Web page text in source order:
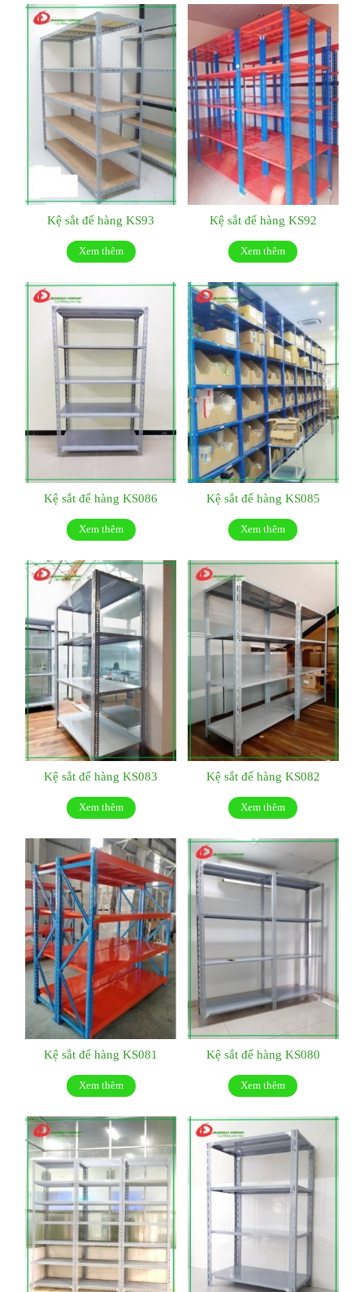
Kệ sắt để hàng KS93
Xem thêm
Kệ sắt để hàng KS92
Xem thêm
Kệ sắt để hàng KS086
Xem thêm
Kệ sắt để hàng KS085
Xem thêm
Kệ sắt để hàng KS083
Xem thêm
Kệ sắt để hàng KS082
Xem thêm
Kệ sắt để hàng KS081
Xem thêm
Kệ sắt để hàng KS080
Xem thêm